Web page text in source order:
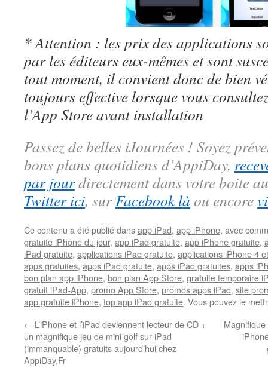
* Attention : les prix des applications
par les éditeurs eux-mêmes et sont
tout moment, il convient donc de bien
toujours effective lorsque vous
l’App Store avant installation
Passez de belles iJournées ! Soyez
bons plans quotidiens d’AppiDay,
par jourdirectement dans votre boite
Twitter ici, surFacebook là ou encore
Ce contenu a été publié dansapp iPad, app iPhone, avec
gratuite iPhone du jour, app iPad gratuite, app iPhone gratuite,
iPad gratuite, applications iPad gratuite, applications iPhone 4
apps gratuites, apps iPad gratuite, apps iPad gratuites, apps
bon plan app iPhone, bon plan App Store, gratuite temporaire
gratuit iPad-App, promo App Store, promos apps iPad, site
app gratuite iPhone, top app iPad gratuite. Vous pouvez le
← L’iPhone et l’iPad deviennent lecteur de CD +
un magnifique jeu de mini golf sur iPad
(immanquable) gratuits aujourd’hui chez
AppiDay.Fr